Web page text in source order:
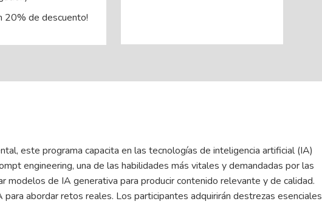
20% de descuento!
este programa capacita en las tecnologías de inteligencia artificial (IA)
engineering, una de las habilidades más vitales y demandadas por las
de IA generativa para producir contenido relevante y de calidad.
abordar retos reales. Los participantes adquirirán destrezas esenciales